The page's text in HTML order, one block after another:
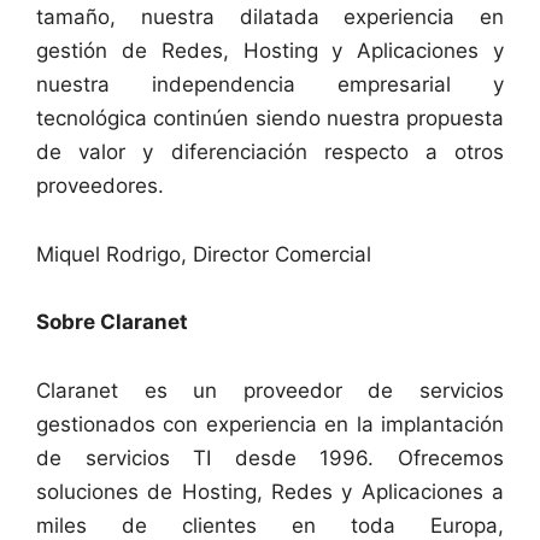
tamaño, nuestra dilatada experiencia en
gestión de Redes, Hosting y Aplicaciones y
nuestra independencia empresarial y
tecnológica continúen siendo nuestra propuesta
de valor y diferenciación respecto a otros
proveedores.
Miquel Rodrigo, Director Comercial
Sobre Claranet
Claranet es un proveedor de servicios
gestionados con experiencia en la implantación
de servicios TI desde 1996. Ofrecemos
soluciones de Hosting, Redes y Aplicaciones a
miles de clientes en toda Europa,